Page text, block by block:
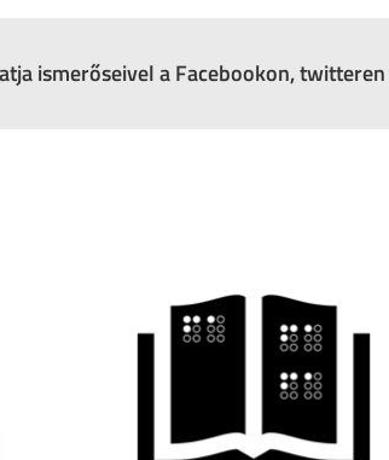
ismerőseivel a Facebookon,